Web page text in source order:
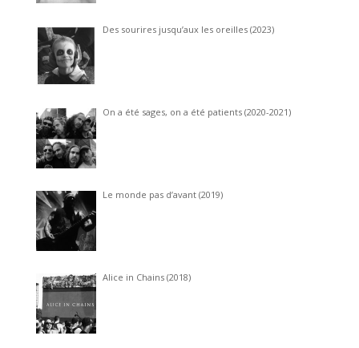
Des sourires jusqu’aux les oreilles (2023)
On a été sages, on a été patients (2020-2021)
Le monde pas d’avant (2019)
Alice in Chains (2018)